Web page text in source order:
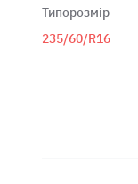
Типорозмір
235/60/R16